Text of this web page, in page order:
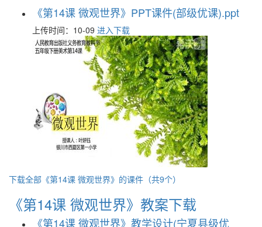
《第14课 微观世界》PPT课件(部级优课).ppt
上传时间：10-09 进入下载
下载全部《第14课 微观世界》的课件（共9个）
《第14课 微观世界》教案下载
《第14课 微观世界》教学设计(宁夏县级优